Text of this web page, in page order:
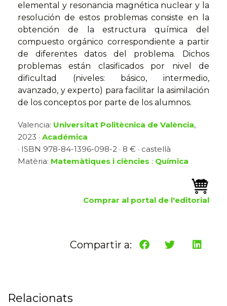
elemental y resonancia magnética nuclear y la
resolución de estos problemas consiste en la
obtención de la estructura química del
compuesto orgánico correspondiente a partir
de diferentes datos del problema. Dichos
problemas están clasificados por nivel de
dificultad (niveles: básico, intermedio,
avanzado, y experto) para facilitar la asimilación
de los conceptos por parte de los alumnos.
Valencia: Universitat Politècnica de València,
2023 · Académica
· ISBN 978-84-1396-098-2 · 8 € · castellà
Matèria: Matemàtiques i ciències : Química
Comprar al portal de l'editorial
Compartir a:
Relacionats